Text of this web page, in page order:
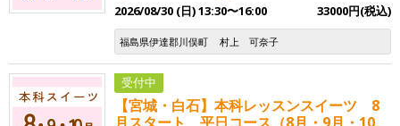
2026/08/30 (日) 13:30〜16:00 33000円(税込)
福島県伊達郡川俣町 村上 可奈子
受付中
【宮城・白石】本科レッスンスイーツ 8